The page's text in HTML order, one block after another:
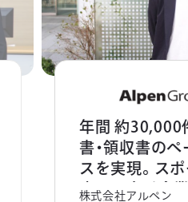
年間 約30,000
書・領収書のペ
スを実現。ス
店の最大手企
株式会社アルペン